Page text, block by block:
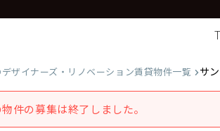
ザイナーズ・リノベーション賃貸物件一覧 サ
物件の募集は終了しました。